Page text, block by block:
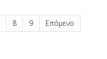
8 9
Επόμενο